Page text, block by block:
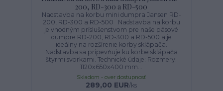
200, RD-300 a RD-500
Nadstavba na korbu mini dumpra Jansen RD-
200, RD-300 a RD-500 Nadstavba na korbu
je vhodným príslušenstvom pre naše pásové
dumpre RD-200, RD-300 a RD-500 a je
ideálny na rozšírenie korby sklápača.
Nadstavba sa pripevňuje ku korbe sklápača
štyrmi svorkami. Technické údaje: Rozmery:
1120x650x400 mm...
289,00 EUR/ks
Skladom - over dostupnosť